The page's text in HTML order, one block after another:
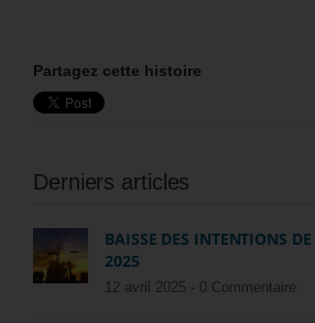
Partagez cette histoire
Derniers articles
BAISSE DES INTENTIONS
2025
12 avril 2025 - 0 Commentaire